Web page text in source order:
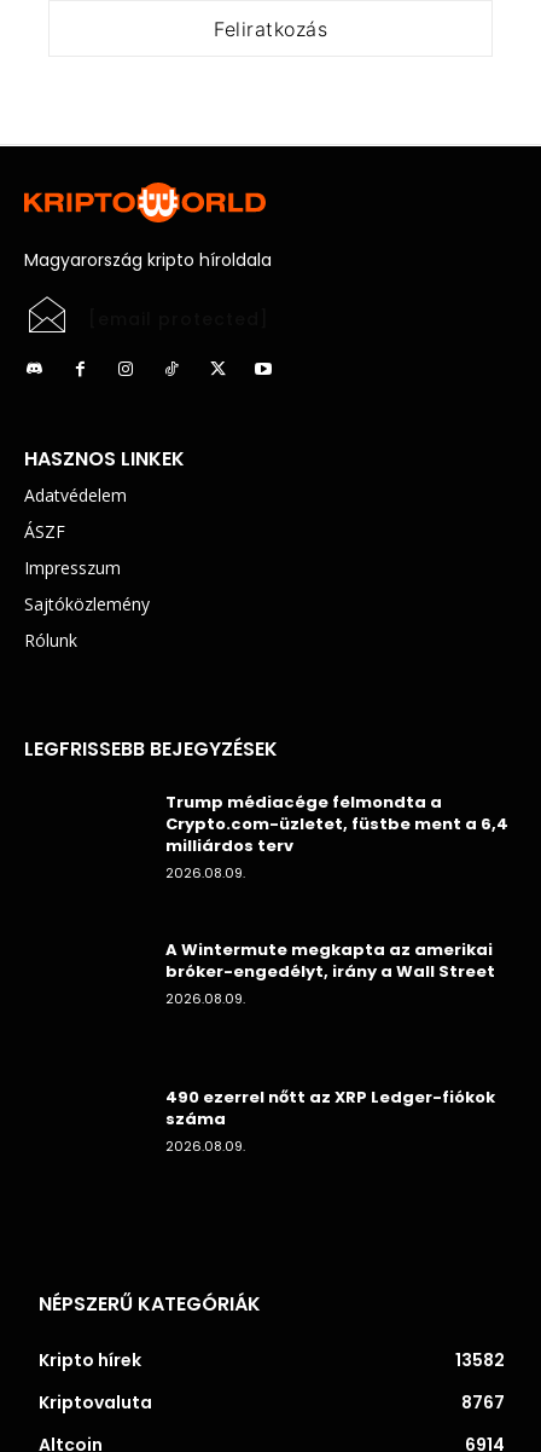
Magyarország kripto híroldala
HASZNOS LINKEK
Adatvédelem
ÁSZF
Impresszum
Sajtóközlemény
Rólunk
LEGFRISSEBB BEJEGYZÉSEK
Trump médiacége felmondta a
Crypto.com-üzletet, füstbe ment a 6,4
milliárdos terv
2026.08.09.
A Wintermute megkapta az amerikai
bróker-engedélyt, irány a Wall Street
2026.08.09.
490 ezerrel nőtt az XRP Ledger-fiókok
száma
2026.08.09.
NÉPSZERŰ KATEGÓRIÁK
Kripto hírek
13582
Kriptovaluta
8767
Altcoin
6914